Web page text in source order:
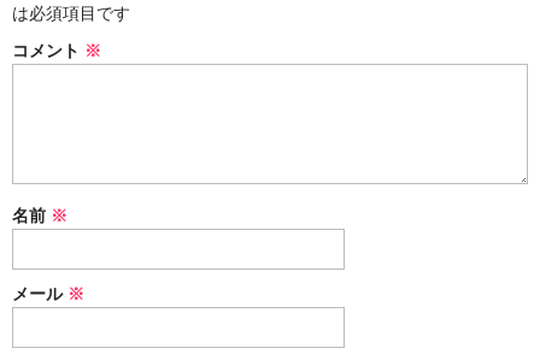
SHISHABUCKS
dschinni
Khalil Mamoon
VZ
は必須項目です
コメント ※
名前 ※
メール ※